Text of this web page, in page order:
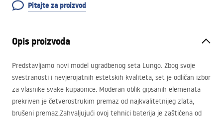
Pitajte za proizvod
Opis proizvoda
Predstavljamo novi model ugradbenog seta Lungo. Zbog svoje
svestranosti i nevjerojatnih estetskih kvaliteta, set je odličan izbor
za vlasnike svake kupaonice. Moderan oblik gipsanih elemenata
prekriven je četverostrukim premaz od najkvalitetnijeg zlata,
brušeni premaz.Zahvaljujući ovoj tehnici baterija je zaštićena od